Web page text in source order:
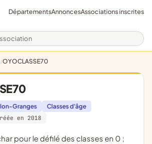
association
DépartementsAnnoncesAssociations inscrites
OYOCLASSE70
Granges
Classes d'âge
en 2018